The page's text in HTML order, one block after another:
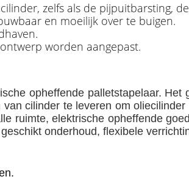
zelfs als de pijpuitbarsting,
en moeilijk over te buigen.
worden aangepast.
opheffende palletstapelaar.
cilinder te leveren om
ruimte, elektrische opheffende
onderhoud, flexibele